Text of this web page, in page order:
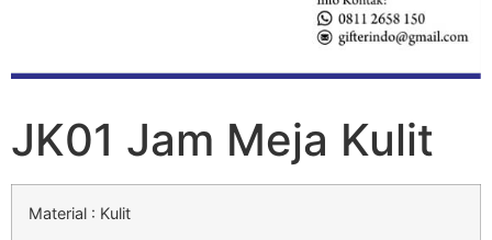
JK01 Jam Meja Kulit
Material : Kulit